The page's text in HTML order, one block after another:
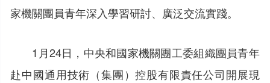
家機關團員青年深入學習研討、廣泛交流實踐。
1月24日，中央和國家機關團工委組織團員青年
赴中國通用技術（集團）控股有限責任公司開展現